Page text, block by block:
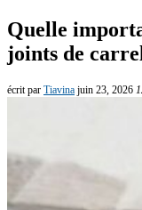
Quelle
joints de
écrit par Tiavina juin 23, 2026